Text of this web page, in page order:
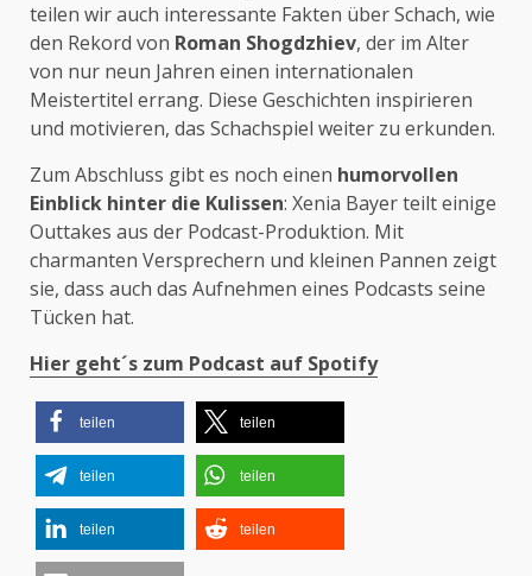
teilen wir auch interessante Fakten über Schach, wie
den Rekord von Roman Shogdzhiev, der im Alter
von nur neun Jahren einen internationalen
Meistertitel errang. Diese Geschichten inspirieren
und motivieren, das Schachspiel weiter zu erkunden.
Zum Abschluss gibt es noch einen humorvollen
Einblick hinter die Kulissen: Xenia Bayer teilt einige
Outtakes aus der Podcast-Produktion. Mit
charmanten Versprechern und kleinen Pannen zeigt
sie, dass auch das Aufnehmen eines Podcasts seine
Tücken hat.
Hier geht´s zum Podcast auf Spotify
teilen teilen
teilen teilen
teilen teilen